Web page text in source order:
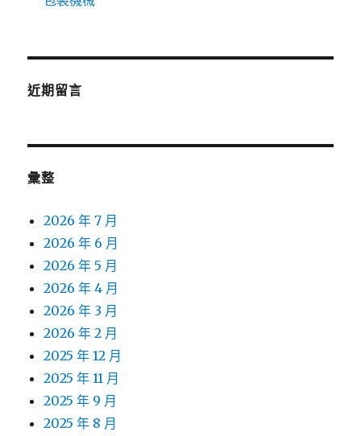
近期留言
彙整
2026 年 7 月
2026 年 6 月
2026 年 5 月
2026 年 4 月
2026 年 3 月
2026 年 2 月
2025 年 12 月
2025 年 11 月
2025 年 9 月
2025 年 8 月